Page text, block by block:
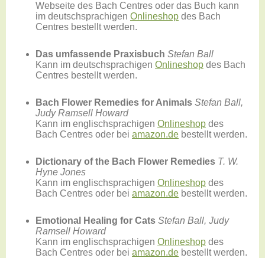
Webseite des Bach Centres oder das Buch kann
im deutschsprachigen Onlineshop des Bach
Centres bestellt werden.
Das umfassende Praxisbuch Stefan Ball
Kann im deutschsprachigen Onlineshop des Bach
Centres bestellt werden.
Bach Flower Remedies for Animals Stefan Ball,
Judy Ramsell Howard
Kann im englischsprachigen Onlineshop des
Bach Centres oder bei amazon.de bestellt werden.
Dictionary of the Bach Flower Remedies T. W.
Hyne Jones
Kann im englischsprachigen Onlineshop des
Bach Centres oder bei amazon.de bestellt werden.
Emotional Healing for Cats Stefan Ball, Judy
Ramsell Howard
Kann im englischsprachigen Onlineshop des
Bach Centres oder bei amazon.de bestellt werden.